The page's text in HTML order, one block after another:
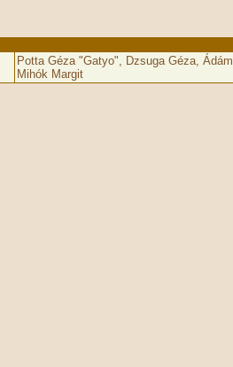
Potta Géza "Gatyo", Dzsuga Géza,
Mihók Margit